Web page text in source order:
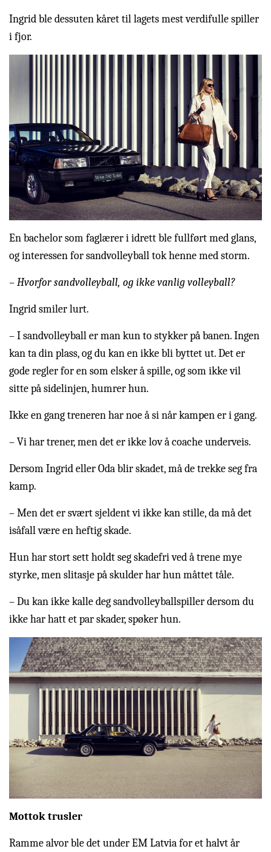
Ingrid ble dessuten kåret til lagets mest verdifulle spiller
i fjor.
En bachelor som faglærer i idrett ble fullført med glans,
og interessen for sandvolleyball tok henne med storm.
– Hvorfor sandvolleyball, og ikke vanlig volleyball?
Ingrid smiler lurt.
– I sandvolleyball er man kun to stykker på banen. Ingen
kan ta din plass, og du kan en ikke bli byttet ut. Det er
gode regler for en som elsker å spille, og som ikke vil
sitte på sidelinjen, humrer hun.
Ikke en gang treneren har noe å si når kampen er i gang.
– Vi har trener, men det er ikke lov å coache underveis.
Dersom Ingrid eller Oda blir skadet, må de trekke seg fra
kamp.
– Men det er svært sjeldent vi ikke kan stille, da må det
isåfall være en heftig skade.
Hun har stort sett holdt seg skadefri ved å trene mye
styrke, men slitasje på skulder har hun måttet tåle.
– Du kan ikke kalle deg sandvolleyballspiller dersom du
ikke har hatt et par skader, spøker hun.
Mottok trusler
Ramme alvor ble det under EM Latvia for et halvt år